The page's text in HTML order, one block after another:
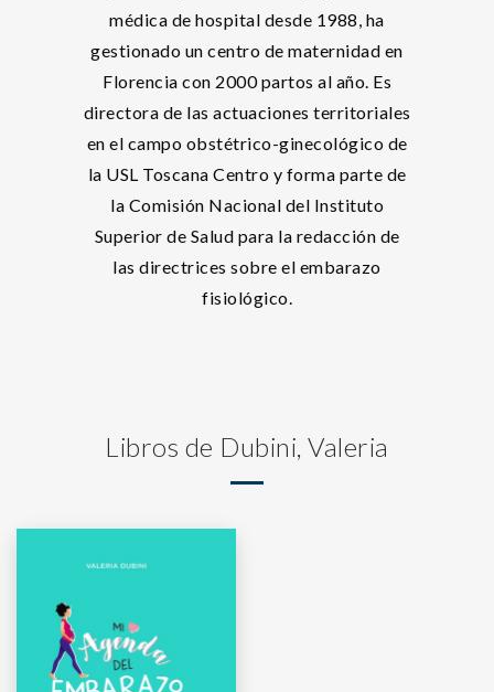
médica de hospital desde 1988, ha
gestionado un centro de maternidad en
Florencia con 2000 partos al año. Es
directora de las actuaciones territoriales
en el campo obstétrico-ginecológico de
la USL Toscana Centro y forma parte de
la Comisión Nacional del Instituto
Superior de Salud para la redacción de
las directrices sobre el embarazo
fisiológico.
Libros de Dubini, Valeria